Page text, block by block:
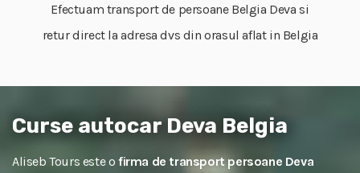
Efectuam transport de persoane Belgia Deva si
retur direct la adresa dvs din orasul aflat in Belgia
Curse autocar Deva Belgia
Aliseb Tours este o firma de transport persoane Deva